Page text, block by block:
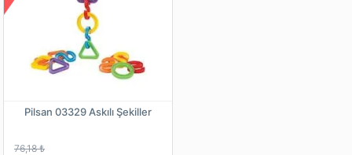
Pilsan 03329 Askılı Şekiller
76,18 ₺